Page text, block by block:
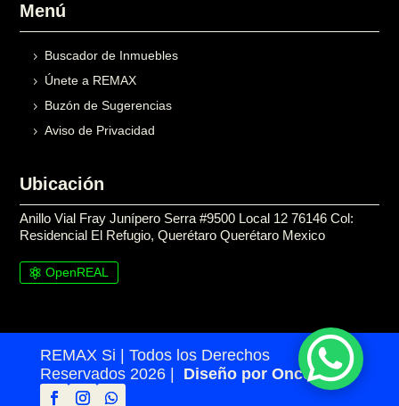
Menú
Buscador de Inmuebles
Únete a REMAX
Buzón de Sugerencias
Aviso de Privacidad
Ubicación
Anillo Vial Fray Junípero Serra #9500 Local 12 76146 Col:
Residencial El Refugio, Querétaro Querétaro Mexico
OpenREAL
REMAX Si | Todos los Derechos
Reservados 2026 | Diseño por Once24